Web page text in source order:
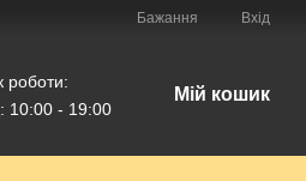
Бажання Вхід
роботи:
10:00 - 19:00
Мій кошик